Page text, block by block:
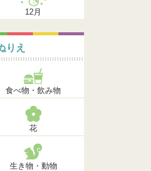
12月
りえ
食べ物・飲み物
花
生き物・動物